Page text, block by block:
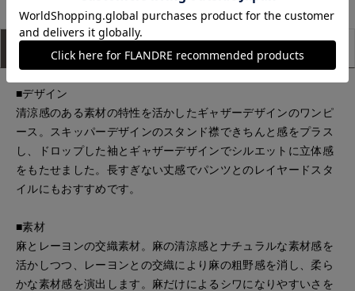
■デザイン
清涼感のある素材の特性を活かしたギャザーデザインのワンピ
ース。スキッパーデザインのスタンド襟できちんと感をプラス
し、ドロップした袖とギャザーデザインでシルエットに立体感
をもたせました。長すぎない丈感でパンツとのレイヤードスタ
イルにもおすすめです。
■素材
麻とレーヨンの交織素材。麻の清涼感とナチュラルな素材感を
活かしつつ、レーヨンとの交織により麻の粗野感を消し、柔ら
かな素材感を演出します。麻だけによるシワになりやすいさを